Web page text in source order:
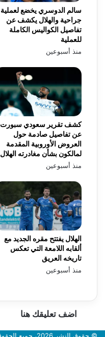
سالم الدوسري يخضع لعملية
جراحية والهلال يكشف عن
تفاصيل الكواليس الكاملة
للعملية
منذ أسبوعين
كشف تقرير سعودي سبورت
عن تفاصيل صادمة حول
العروض الأوروبية المقدمة
لمالكون بشأن مغادرته الهلال
منذ أسبوعين
الهلال يفتتح مقره الجديد مع
ألقابه اللامعة التي تعكس
تاريخه العريق
منذ أسبوعين
اضف تعليقك هنا